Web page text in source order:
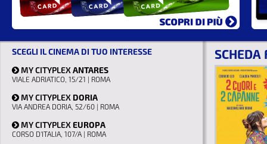
SCEGLI IL CINEMA DI TUO INTERESSE
MY CITYPLEXANTARES
VIALE ADRIATICO, 15/21 | ROMA
MY CITYPLEX DORIA
VIA ANDREA DORIA, 52/60 | ROMA
MY CITYPLEXEUROPA
CORSO D'ITALIA, 107/A | ROMA
SCHEDA